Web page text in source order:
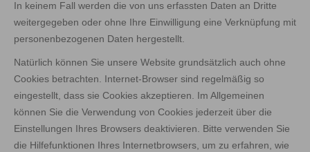
In keinem Fall werden die von uns erfassten Daten an Dritte
weitergegeben oder ohne Ihre Einwilligung eine Verknüpfung mit
personenbezogenen Daten hergestellt.
Natürlich können Sie unsere Website grundsätzlich auch ohne
Cookies betrachten. Internet-Browser sind regelmäßig so
eingestellt, dass sie Cookies akzeptieren. Im Allgemeinen
können Sie die Verwendung von Cookies jederzeit über die
Einstellungen Ihres Browsers deaktivieren. Bitte verwenden Sie
die Hilfefunktionen Ihres Internetbrowsers, um zu erfahren, wie